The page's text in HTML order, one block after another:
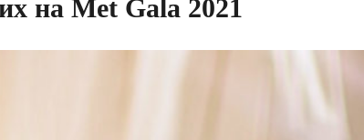
на Met Gala 2021